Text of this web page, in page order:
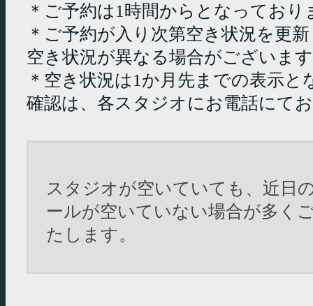
＊ご予約は1時間からとなっており
＊ご予約が入り次第空き状況を更
空き状況が異なる場合がございま
＊空き状況は1か月先までの表示
確認は、各スタジオにお電話にて
スタジオが空いていても、近日
ールが空いていない場合が多く
たします。